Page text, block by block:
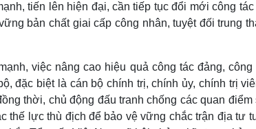
tiến lên hiện đại, cần tiếp tục đổi mới công
bản chất giai cấp công nhân, tuyệt đối trung
việc nâng cao hiệu quả công tác đảng,
đặc biệt là cán bộ chính trị, chính ủy, chính trị
thời, chủ động đấu tranh chống các quan
thế lực thù địch để bảo vệ vững chắc trận địa tư